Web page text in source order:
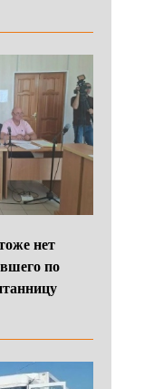
нет
по